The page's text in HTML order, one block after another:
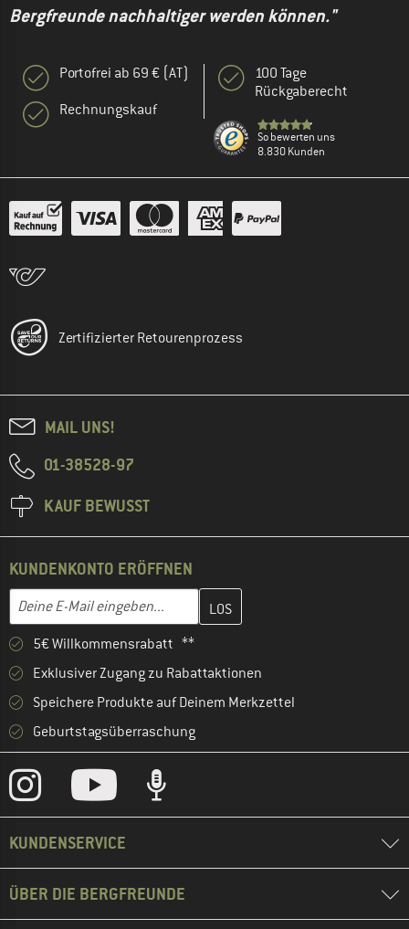
Bergfreunde nachhaltiger werden können."
Portofrei ab 69 € (AT)
Rechnungskauf
100 Tage
Rückgaberecht
So bewerten uns
8.830 Kunden
Zertifizierter Retourenprozess
MAIL UNS!
01-38528-97
KAUF BEWUSST
KUNDENKONTO ERÖFFNEN
E-Mail-Adresse
Gib hier deine E-Mail-Adresse ein und erstelle im nächsten
5€ Willkommensrabatt **
Exklusiver Zugang zu Rabattaktionen
Speichere Produkte auf Deinem Merkzettel
Geburtstagsüberraschung
KUNDENSERVICE
ÜBER DIE BERGFREUNDE